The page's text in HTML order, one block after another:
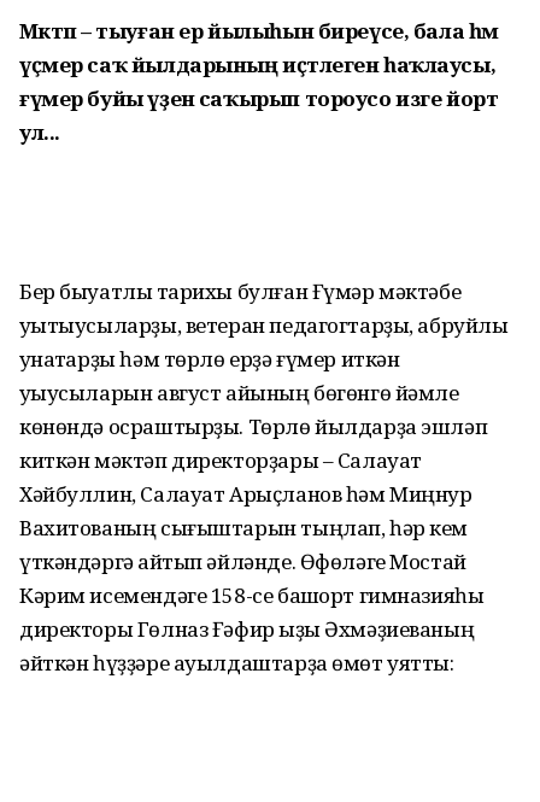
Мәктәп – тыуған ер йылыһын биреүсе, бала һәм
үҫмер саҡ йылдарының иҫтәлеген һаҡлаусы,
ғүмер буйы үҙенә саҡырып тороусо изге йорт
ул...
Бер быуатлыҡ тарихы булған Ғүмәр мәктәбе
уҡытыусыларҙы, ветеран педагогтарҙы, абруйлы
ҡунаҡтарҙы һәм төрлө ерҙә ғүмер иткән
уҡыусыларын август айының бөгөнгө йәмле
көнөндә осраштырҙы. Төрлө йылдарҙа эшләп
киткән мәктәп директорҙары – Салауат
Хәйбуллин, Салауат Арыҫланов һәм Миңнур
Вахитованың сығыштарын тыңлап, һәр кем
үткәндәргә ҡайтып әйләнде. Өфөләге Мостай
Кәрим исемендәге 158-се башҡорт гимназияһы
директоры Гөлназ Ғәфир ҡыҙы Әхмәҙиеваның
әйткән һүҙҙәре ауылдаштарҙа өмөт уятты: